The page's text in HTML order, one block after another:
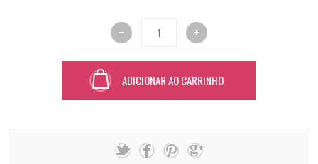
ADICIONAR AO CARRINHO